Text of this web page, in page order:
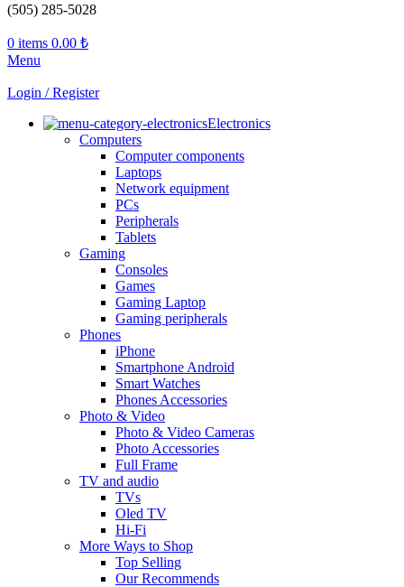
(505) 285-5028
0 items 0.00 ₺
Menu
Login / Register
Electronics
Computers
Computer components
Laptops
Network equipment
PCs
Peripherals
Tablets
Gaming
Consoles
Games
Gaming Laptop
Gaming peripherals
Phones
iPhone
Smartphone Android
Smart Watches
Phones Accessories
Photo & Video
Photo & Video Cameras
Photo Accessories
Full Frame
TV and audio
TVs
Oled TV
Hi-Fi
More Ways to Shop
Top Selling
Our Recommends